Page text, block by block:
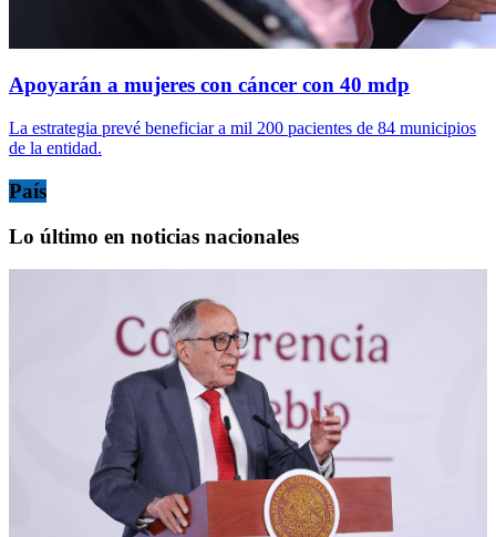
Apoyarán a mujeres con cáncer con 40 mdp
La estrategia prevé beneficiar a mil 200 pacientes de 84 municipios
de la entidad.
País
Lo último en noticias nacionales